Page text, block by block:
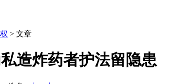
> 文章
造炸药者护法留隐患